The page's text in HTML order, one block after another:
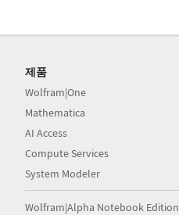
제품
Wolfram|One
Mathematica
AI Access
Compute Services
System Modeler
Wolfram|Alpha Notebook Edition